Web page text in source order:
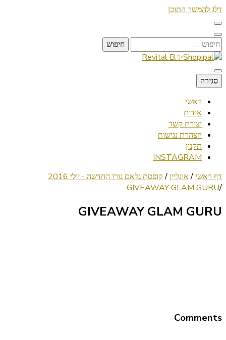
דלג להמשך התוכן
חיפוש:
Revital B.✨Shopipal
Lifestyle ✦ Beauty ✦ Vegan ✦ Travel
סגירה
ראשי
אודות
יצירת קשר
הצהרת נגישות
תקנון
INSTAGRAM
דף ראשי/ אונליין/ קופסת גלאם גורו החדשה - יולי 2016
/
GIVEAWAY GLAM GURU
GIVEAWAY GLAM GURU
Comments